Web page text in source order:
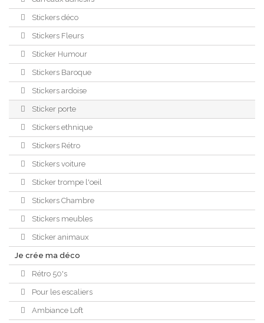
Stickers déco
Stickers Fleurs
Sticker Humour
Stickers Baroque
Stickers ardoise
Sticker porte
Stickers ethnique
Stickers Rétro
Stickers voiture
Sticker trompe l'oeil
Stickers Chambre
Stickers meubles
Sticker animaux
Je crée ma déco
Rétro 50's
Pour les escaliers
Ambiance Loft